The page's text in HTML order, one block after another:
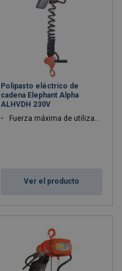
Polipasto eléctrico de
cadena Elephant Alpha
ALHVDH 230V
Fuerza máxima de utilización WLL: 0.25 - 0.25 ton
Ver el producto